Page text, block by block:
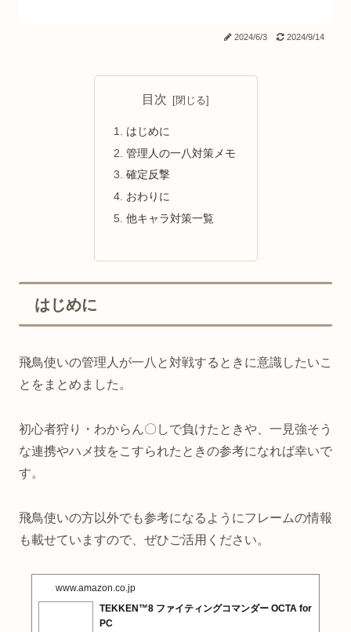
2024/6/3 2024/9/14
目次
はじめに
管理人の一八対策メモ
確定反撃
おわりに
他キャラ対策一覧
はじめに
飛鳥使いの管理人が一八と対戦するときに意識したいこ
とをまとめました。
初心者狩り・わからん〇しで負けたときや、一見強そう
な連携やハメ技をこすられたときの参考になれば幸いで
す。
飛鳥使いの方以外でも参考になるようにフレームの情報
も載せていますので、ぜひご活用ください。
www.amazon.co.jp
TEKKEN™8 ファイティングコマンダー OCTA for
PC